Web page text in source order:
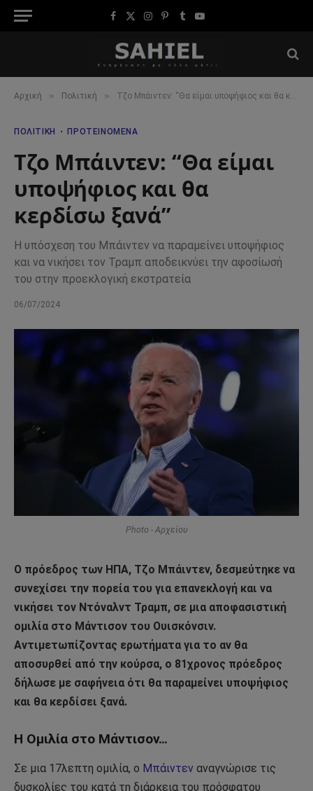
Facebook
X
Instagram
Pinterest
TumblrYouTube
Αρχική » Πολιτική » Τζο Μπάιντεν: “Θα είμαι υποψήφιος και θα κερδίσω ξανά”
ΠΟΛΙΤΙΚΉ ΠΡΟΤΕΙΝΌΜΕΝΑ
Τζο Μπάιντεν: “Θα είμαι
υποψήφιος και θα
κερδίσω ξανά”
Η υπόσχεση του Μπάιντεν να παραμείνει υποψήφιος
και να νικήσει τον Τραμπ αποδεικνύει την αφοσίωσή
του στην προεκλογική εκστρατεία
06/07/2024
Photo - Αρχείου
Ο πρόεδρος των ΗΠΑ, Τζο Μπάιντεν, δεσμεύτηκε να
συνεχίσει την πορεία του για επανεκλογή και να
νικήσει τον Ντόναλντ Τραμπ, σε μια αποφασιστική
ομιλία στο Μάντισον του Ουισκόνσιν.
Αντιμετωπίζοντας ερωτήματα για το αν θα
αποσυρθεί από την κούρσα, ο 81χρονος πρόεδρος
δήλωσε με σαφήνεια ότι θα παραμείνει υποψήφιος
και θα κερδίσει ξανά.
Η Ομιλία στο Μάντισον…
Σε μια 17λεπτη ομιλία, ο Μπάιντεν αναγνώρισε τις
δυσκολίες του κατά τη διάρκεια του πρόσφατου